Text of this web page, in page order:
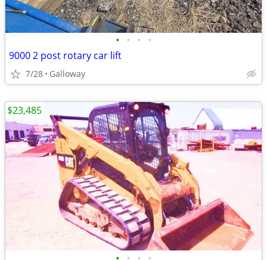
• • • •
9000 2 post rotary car lift
7/28 Galloway
$23,485